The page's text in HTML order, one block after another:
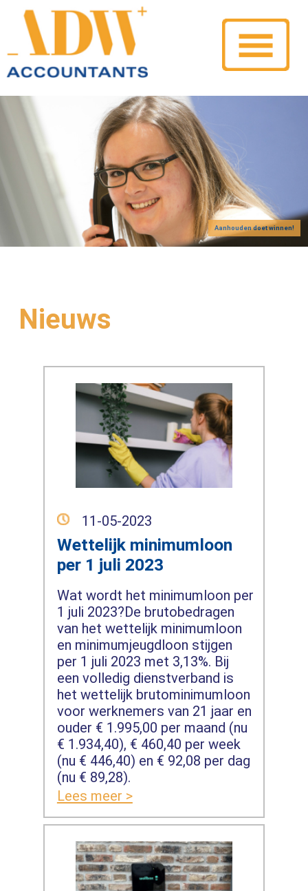
Aanhouden doet winnen!
Nieuws
11-05-2023
Wettelijk minimumloon
per 1 juli 2023
Wat wordt het minimumloon per
1 juli 2023?De brutobedragen
van het wettelijk minimumloon
en minimumjeugdloon stijgen
per 1 juli 2023 met 3,13%. Bij
een volledig dienstverband is
het wettelijk brutominimumloon
voor werknemers van 21 jaar en
ouder € 1.995,00 per maand (nu
€ 1.934,40), € 460,40 per week
(nu € 446,40) en € 92,08 per dag
(nu € 89,28).
Lees meer >